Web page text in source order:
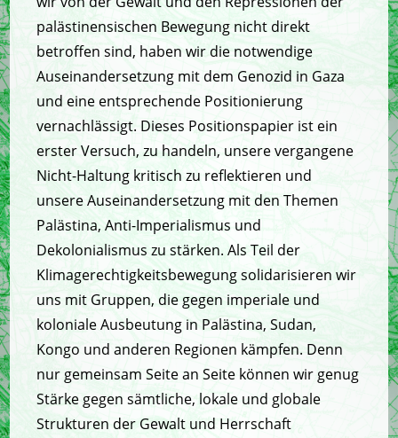
palästinensischen Bewegung nicht direkt
betroffen sind, haben wir die notwendige
Auseinandersetzung mit dem Genozid in Gaza
und eine entsprechende Positionierung
vernachlässigt. Dieses Positionspapier ist ein
erster Versuch, zu handeln, unsere vergangene
Nicht-Haltung kritisch zu reflektieren und
unsere Auseinandersetzung mit den Themen
Palästina, Anti-Imperialismus und
Dekolonialismus zu stärken. Als Teil der
Klimagerechtigkeitsbewegung solidarisieren wir
uns mit Gruppen, die gegen imperiale und
koloniale Ausbeutung in Palästina, Sudan,
Kongo und anderen Regionen kämpfen. Denn
nur gemeinsam Seite an Seite können wir genug
Stärke gegen sämtliche, lokale und globale
Strukturen der Gewalt und Herrschaft